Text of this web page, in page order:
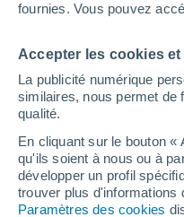
fournies. Vous pouvez
Accepter les cookies
La publicité numérique
similaires, nous permet de
qualité.
En cliquant sur le bouton
qu'ils soient à nous ou à
développer un profil
trouver plus d'informations
Paramètres des cookies
Accueil Mexique
Aujourd´hui,